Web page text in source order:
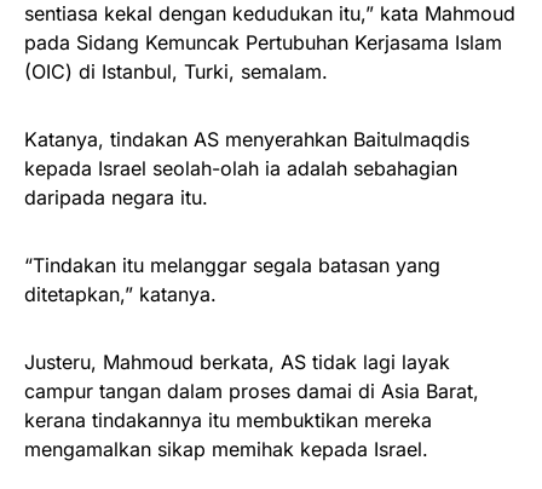
sentiasa kekal dengan kedudukan itu,” kata Mahmoud
pada Sidang Kemuncak Pertubuhan Kerjasama Islam
(OIC) di Istanbul, Turki, semalam.
Katanya, tindakan AS menyerahkan Baitulmaqdis
kepada Israel seolah-olah ia adalah sebahagian
daripada negara itu.
“Tindakan itu melanggar segala batasan yang
ditetapkan,” katanya.
Justeru, Mahmoud berkata, AS tidak lagi layak
campur tangan dalam proses damai di Asia Barat,
kerana tindakannya itu membuktikan mereka
mengamalkan sikap memihak kepada Israel.